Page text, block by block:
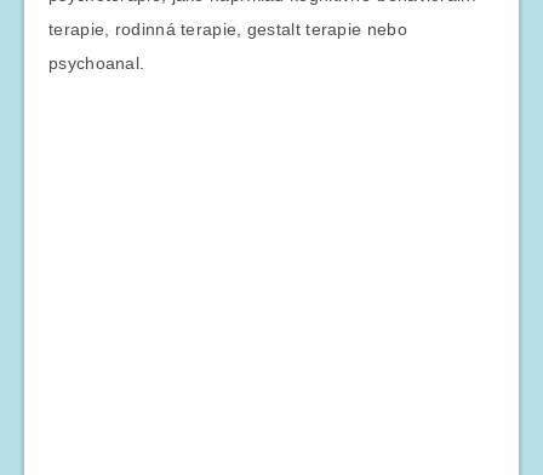
terapie, rodinná terapie, gestalt terapie nebo
psychoanal.